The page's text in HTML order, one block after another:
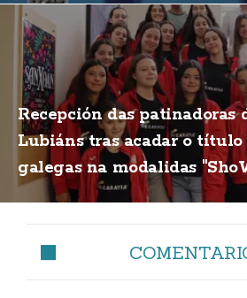
Recepción das patinadoras
Lubiáns tras acadar o título
galegas na modalidas